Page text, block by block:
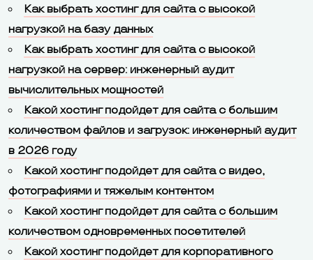
Как выбрать хостинг для сайта с высокой
нагрузкой на базу данных
Как выбрать хостинг для сайта с высокой
нагрузкой на сервер: инженерный аудит
вычислительных мощностей
Какой хостинг подойдет для сайта с большим
количеством файлов и загрузок: инженерный аудит
в 2026 году
Какой хостинг подойдет для сайта с видео,
фотографиями и тяжелым контентом
Какой хостинг подойдет для сайта с большим
количеством одновременных посетителей
Какой хостинг подойдет для корпоративного